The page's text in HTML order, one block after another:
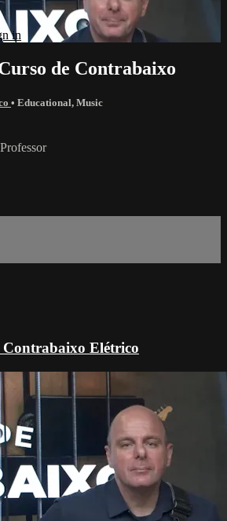
in
de Contrabaixo
• Educational, Music
Professor
Contrabaixo Elétrico